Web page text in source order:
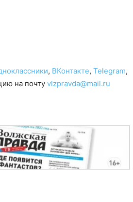
, ВКонтакте, Telegram,
на почту vlzpravda@mail.ru